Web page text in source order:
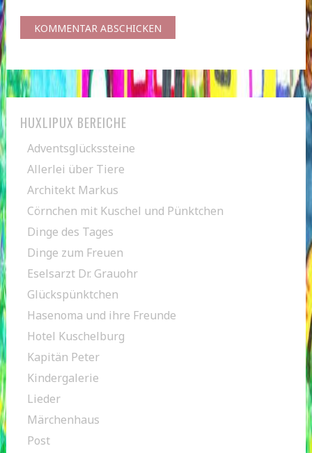
HUXLIPUX BEREICHE
Adventsglückssteine
Allerlei über Tiere
Architekt Markus
Cörnchen mit Kuschel und Pünktchen
Dinge des Tages
Dinge zum Freuen
Eselsarzt Dr. Grauohr
Glückspünktchen
Hasenoma und ihre Freunde
Hotel Kuschelburg
Kapitän Peter
Kindergalerie
Lieder
Märchenhaus
Post